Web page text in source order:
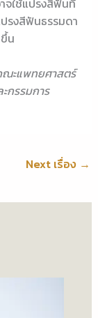
รงสีฟันธรรมดา
น
ะแพทยศาสตร์
กรรมการ
Next เรื่อง →